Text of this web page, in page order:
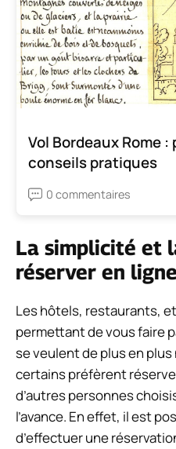
Vol Bordeaux Rome
conseils pratiques
0 commentaires
La simplicité et
réserver en ligne
Les hôtels, restaurants,
permettant de vous faire
se veulent de plus en plus
certains préfèrent
d’autres personnes
l’avance. En effet, il est
d’effectuer une